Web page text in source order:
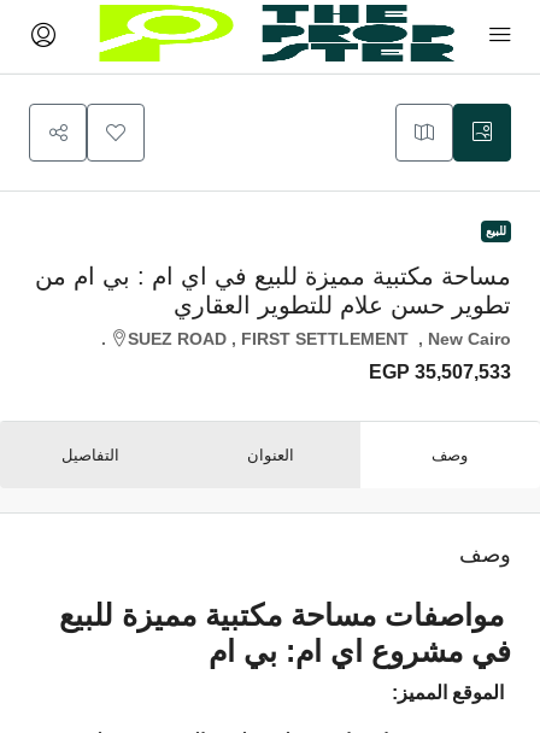
مساحة مكتبية مميزة للبيع في اي ام : بي ام من
تطوير حسن علام للتطوير العقاري
SUEZ ROAD , FIRST SETTLEMENT , New Cairo.
EGP 35,507,533
وصف العنوان التفاصيل
وصف
مواصفات مساحة مكتبية مميزة للبيع
في مشروع اي ام: بي ام
الموقع المميز: